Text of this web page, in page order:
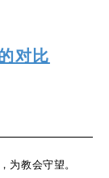
对比
为教会守望。